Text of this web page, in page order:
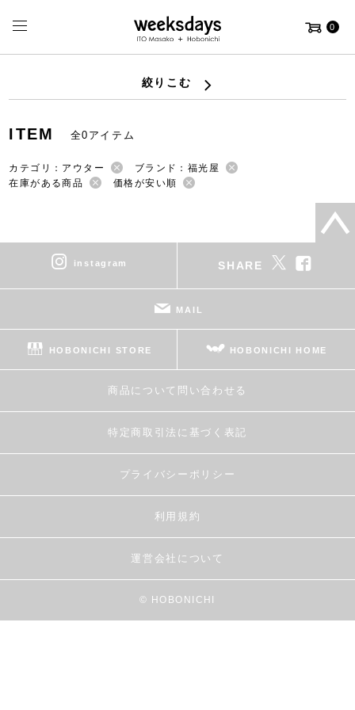
0
絞りこむ
ITEM 全0アイテム
カテゴリ：アウター
ブランド：福光屋
在庫がある商品
価格が安い順
instagram SHARE
MAIL
HOBONICHI STORE HOBONICHI HOME
商品について問い合わせる
特定商取引法に基づく表記
プライバシーポリシー
利用規約
運営会社について
© HOBONICHI